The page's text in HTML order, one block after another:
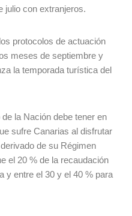
julio con extranjeros.
protocolos de actuación
meses de septiembre y
la temporada turística del
la Nación debe tener en
sufre Canarias al disfrutar
de su Régimen
el 20 % de la recaudación
y entre el 30 y el 40 % para